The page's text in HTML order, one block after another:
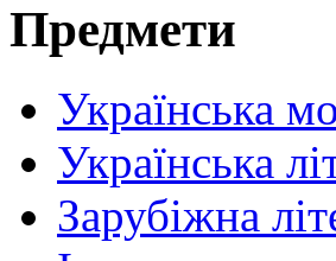
Предмети
Українська
Українська
Зарубіжна